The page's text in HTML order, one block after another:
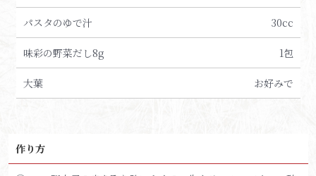
パスタのゆで汁 30cc
味彩の野菜だし8g 1包
大葉 お好みで
作り方